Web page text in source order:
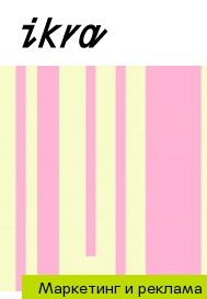
Маркетинг и реклама